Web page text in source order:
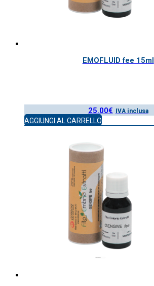
EMOFLUID fee 15ml
25.00€ IVA inclusa
AGGIUNGI AL CARRELLO